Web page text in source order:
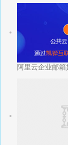
阿里云企业邮